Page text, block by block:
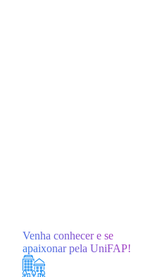
Venha conhecer e se
apaixonar pela UniFAP!